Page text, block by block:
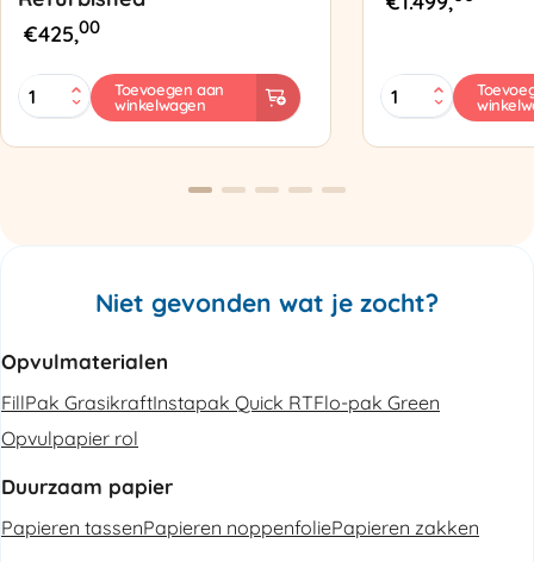
€425,00
MINI
PAK'R
Refurbished
Toevoegen aan
winkelwagen
Zapak
ZP97
aantal
Niet gevonden wat je zocht?
Opvulmaterialen
FillPak GrasikraftInstapak Quick RTFlo-pak Green
Opvulpapier rol
Duurzaam papier
Papieren tassenPapieren noppenfoliePapieren zakken